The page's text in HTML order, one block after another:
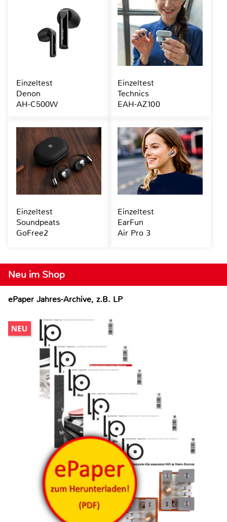
Neu im Shop
ePaper Jahres-Archive, z.B. LP
Einzeltest
Denon
AH-C500W
Einzeltest
Technics
EAH-AZ100
Einzeltest
Soundpeats
GoFree2
Einzeltest
EarFun
Air Pro 3